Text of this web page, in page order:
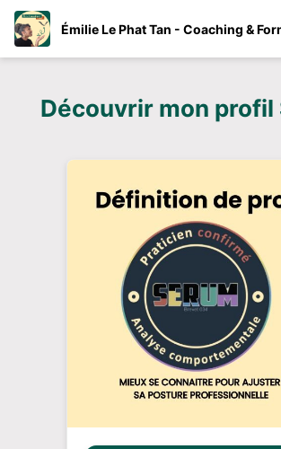
Émilie Le Phat Tan - Coaching &
Découvrir mon profil